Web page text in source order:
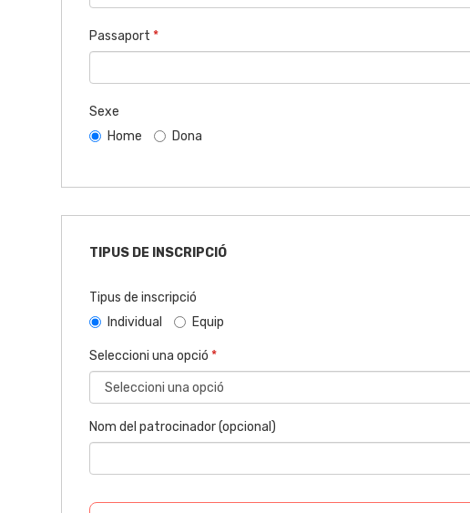
Passaport *
Sexe
Home
Dona
TIPUS DE INSCRIPCIÓ
Tipus de inscripció
Individual
Equip
Seleccioni una opció *
Nom del patrocinador (opcional)